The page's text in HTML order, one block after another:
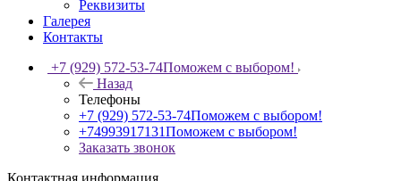
Реквизиты
Галерея
Контакты
+7 (929) 572-53-74Поможем с выбором!
Назад
Телефоны
+7 (929) 572-53-74Поможем с выбором!
+74993917131Поможем с выбором!
Заказать звонок
Контактная информация